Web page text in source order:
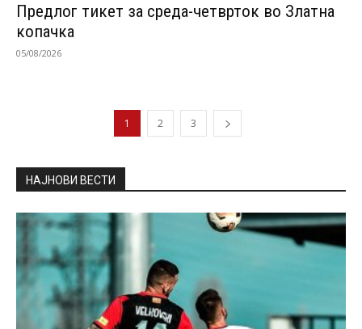
Предлог тикет за среда-четврток во Златна
копачка
05/08/2026
1 2 3
НАЈНОВИ ВЕСТИ